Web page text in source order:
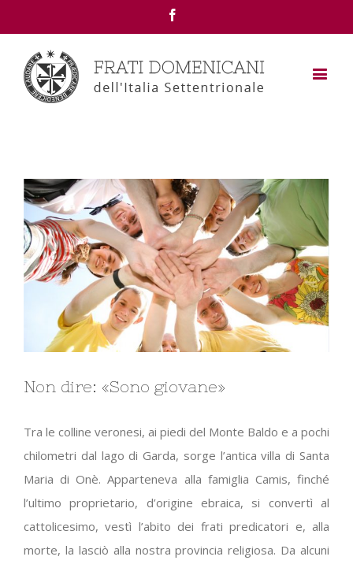
View
Larger
Image
Non dire: «Sono giovane»
Tra le colline veronesi, ai piedi del Monte Baldo e a pochi
chilometri dal lago di Garda, sorge l’antica villa di Santa
Maria di Onè. Apparteneva alla famiglia Camis, finché
l’ultimo proprietario, d’origine ebraica, si convertì al
cattolicesimo, vestì l’abito dei frati predicatori e, alla
morte, la lasciò alla nostra provincia religiosa. Da alcuni